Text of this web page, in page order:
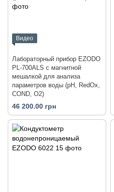
Видео
Лабораторный прибор EZODO
PL-700ALS с магнитной
мешалкой для анализа
параметров воды (рН, RedOx,
COND, O2)
46 200.00 грн